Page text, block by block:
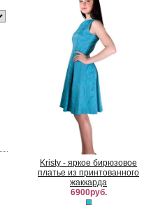
Kristy - яркое бирюзовое
платье из принтованного
жаккарда
6900руб.